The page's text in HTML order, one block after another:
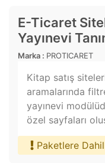
E-Ticaret
Yayınevi
Marka : PROTICARET
Kitap satış
aramalarında
yayınevi
özel sayfaları
Paketlere